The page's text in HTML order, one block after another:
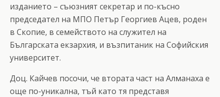
изданието – съюзният секретар и по-късно
председател на МПО Петър Георгиев Ацев, роден
в Скопие, в семейството на служител на
Българската екзархия, и възпитаник на Софийския
университет.
Доц. Кайчев посочи, че втората част на Алманаха е
още по-уникална, тъй като тя представя